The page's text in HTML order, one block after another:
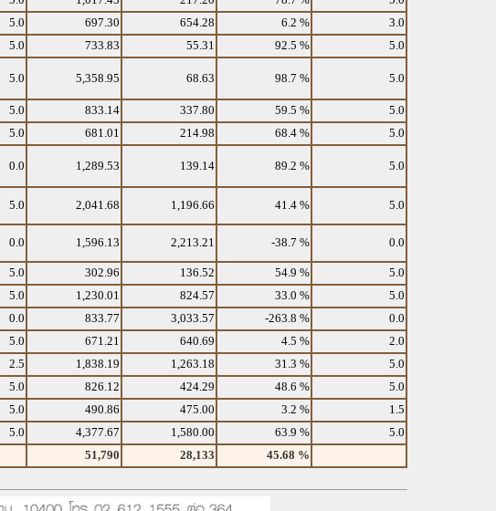
5.0 697.30 654.28 6.2 %
3.0
5.0 733.83 55.31 92.5 %
5.0
5.0 5,358.95 68.63 98.7 % 5.0
5.0 833.14 337.80 59.5 %
5.0
5.0 681.01 214.98 68.4 %
5.0
0.0 1,289.53 139.14 89.2 % 5.0
5.0 2,041.68 1,196.66 41.4 % 5.0
0.0 1,596.13 2,213.21 -38.7 % 0.0
5.0 302.96 136.52 54.9 %
5.0
5.0 1,230.01 824.57 33.0 %
5.0
0.0 833.77 3,033.57 -263.8 %
0.0
5.0 671.21 640.69 4.5 %
2.0
2.5 1,838.19 1,263.18 31.3 %
5.0
5.0 826.12 424.29 48.6 %
5.0
5.0 490.86 475.00 3.2 %
1.5
5.0 4,377.67 1,580.00 63.9 %
5.0
51,790 28,133 45.68 %